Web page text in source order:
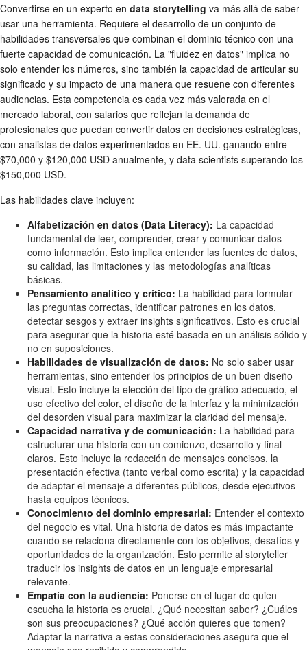
Convertirse en un experto en data storytelling va más allá de saber
usar una herramienta. Requiere el desarrollo de un conjunto de
habilidades transversales que combinan el dominio técnico con una
fuerte capacidad de comunicación. La "fluidez en datos" implica no
solo entender los números, sino también la capacidad de articular su
significado y su impacto de una manera que resuene con diferentes
audiencias. Esta competencia es cada vez más valorada en el
mercado laboral, con salarios que reflejan la demanda de
profesionales que puedan convertir datos en decisiones estratégicas,
con analistas de datos experimentados en EE. UU. ganando entre
$70,000 y $120,000 USD anualmente, y data scientists superando los
$150,000 USD.
Las habilidades clave incluyen:
Alfabetización en datos (Data Literacy): La capacidad
fundamental de leer, comprender, crear y comunicar datos
como información. Esto implica entender las fuentes de datos,
su calidad, las limitaciones y las metodologías analíticas
básicas.
Pensamiento analítico y crítico: La habilidad para formular
las preguntas correctas, identificar patrones en los datos,
detectar sesgos y extraer insights significativos. Esto es crucial
para asegurar que la historia esté basada en un análisis sólido y
no en suposiciones.
Habilidades de visualización de datos: No solo saber usar
herramientas, sino entender los principios de un buen diseño
visual. Esto incluye la elección del tipo de gráfico adecuado, el
uso efectivo del color, el diseño de la interfaz y la minimización
del desorden visual para maximizar la claridad del mensaje.
Capacidad narrativa y de comunicación: La habilidad para
estructurar una historia con un comienzo, desarrollo y final
claros. Esto incluye la redacción de mensajes concisos, la
presentación efectiva (tanto verbal como escrita) y la capacidad
de adaptar el mensaje a diferentes públicos, desde ejecutivos
hasta equipos técnicos.
Conocimiento del dominio empresarial: Entender el contexto
del negocio es vital. Una historia de datos es más impactante
cuando se relaciona directamente con los objetivos, desafíos y
oportunidades de la organización. Esto permite al storyteller
traducir los insights de datos en un lenguaje empresarial
relevante.
Empatía con la audiencia: Ponerse en el lugar de quien
escucha la historia es crucial. ¿Qué necesitan saber? ¿Cuáles
son sus preocupaciones? ¿Qué acción quieres que tomen?
Adaptar la narrativa a estas consideraciones asegura que el